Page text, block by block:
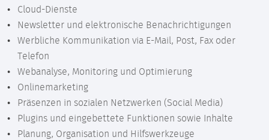
Cloud-Dienste
Newsletter und elektronische Benachrichtigungen
Werbliche Kommunikation via E-Mail, Post, Fax oder
Telefon
Webanalyse, Monitoring und Optimierung
Onlinemarketing
Präsenzen in sozialen Netzwerken (Social Media)
Plugins und eingebettete Funktionen sowie Inhalte
Planung, Organisation und Hilfswerkzeuge